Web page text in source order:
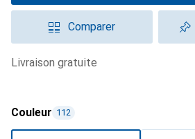
Comparer
livraison gratuite
Couleur 112